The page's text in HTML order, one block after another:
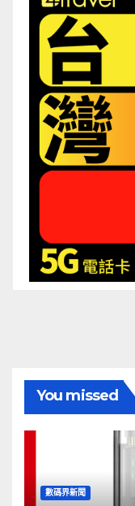
You missed
數碼界新聞